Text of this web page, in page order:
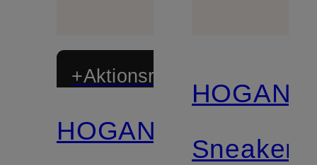
+Aktionsrabatt
HOGAN
HOGAN
Sneaker